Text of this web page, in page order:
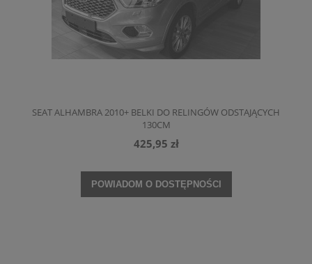
SEAT ALHAMBRA 2010+ BELKI DO RELINGÓW ODSTAJĄCYCH
130CM
425,95 zł
POWIADOM O DOSTĘPNOŚCI